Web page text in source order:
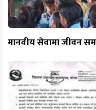
मानवीय सेवामा जीवन